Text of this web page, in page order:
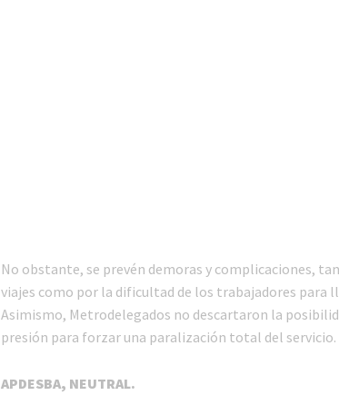
No obstante, se prevén demoras y complicaciones,
viajes como por la dificultad de los trabajadores para
Asimismo, Metrodelegados no descartaron la
presión para forzar una paralización total del servicio.
APDESBA, NEUTRAL.